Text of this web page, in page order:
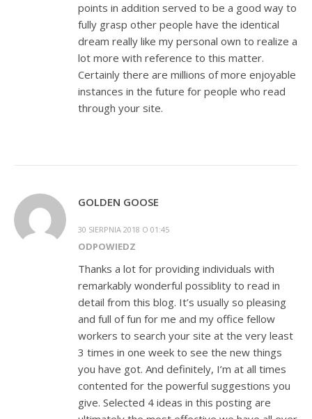
points in addition served to be a good way to
fully grasp other people have the identical
dream really like my personal own to realize a
lot more with reference to this matter.
Certainly there are millions of more enjoyable
instances in the future for people who read
through your site.
GOLDEN GOOSE
30 SIERPNIA 2018 O 01:45
ODPOWIEDZ
Thanks a lot for providing individuals with
remarkably wonderful possiblity to read in
detail from this blog. It’s usually so pleasing
and full of fun for me and my office fellow
workers to search your site at the very least
3 times in one week to see the new things
you have got. And definitely, I’m at all times
contented for the powerful suggestions you
give. Selected 4 ideas in this posting are